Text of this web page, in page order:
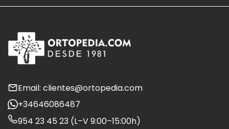
Email: clientes@ortopedia.com
+34646086487
954 23 45 23 (L–V 9:00–15:00h)